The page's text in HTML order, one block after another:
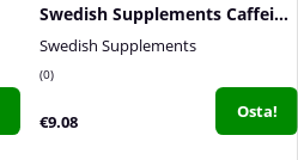
Swedish Supplements Caffeine, 90 caps
Swedish Supplements
0
€9.08 Osta!